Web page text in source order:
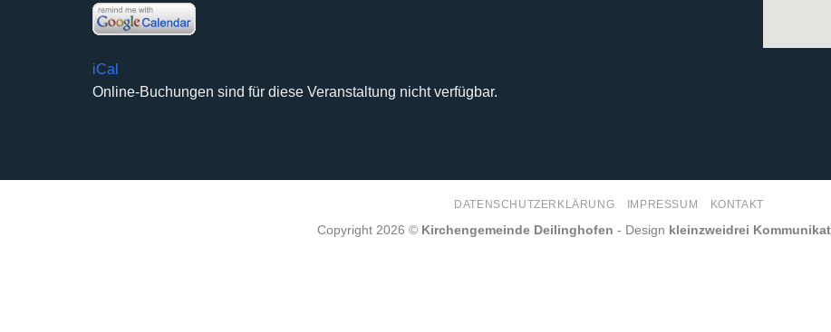
iCal
Online-Buchungen sind für diese Veranstaltung nicht verfügbar.
DATENSCHUTZERKLÄRUNG IMPRESSUM KONTAKT
Copyright 2026 © Kirchengemeinde Deilinghofen - Design kleinzweidrei